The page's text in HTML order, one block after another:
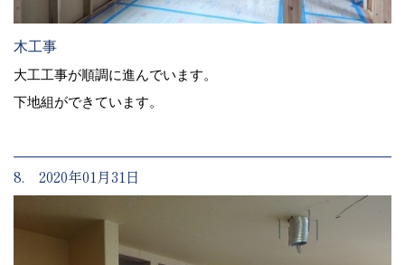
木工事
大工工事が順調に進んでいます。
下地組ができています。
8. 2020年01月31日